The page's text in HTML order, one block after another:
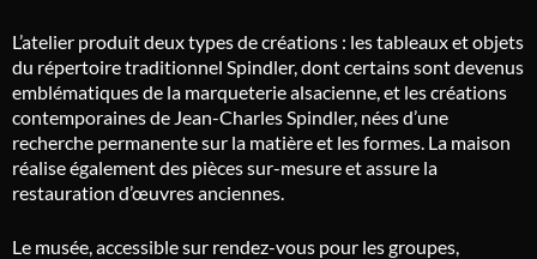
L’atelier produit deux types de créations : les tableaux et objets
du répertoire traditionnel Spindler, dont certains sont devenus
emblématiques de la marqueterie alsacienne, et les créations
contemporaines de Jean-Charles Spindler, nées d’une
recherche permanente sur la matière et les formes. La maison
réalise également des pièces sur-mesure et assure la
restauration d’œuvres anciennes.
Le musée, accessible sur rendez-vous pour les groupes,